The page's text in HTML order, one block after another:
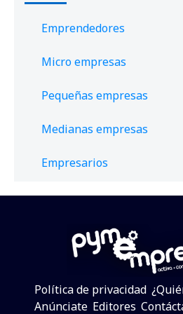
Emprendedores
Micro empresas
Pequeñas empresas
Medianas empresas
Empresarios
Política de privacidad
Anúnciate Editores